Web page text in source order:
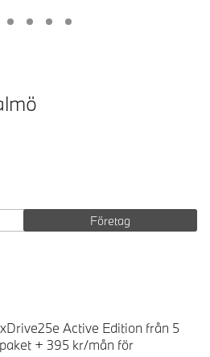
Företag
Active Edition från 5
+ 395 kr/mån för